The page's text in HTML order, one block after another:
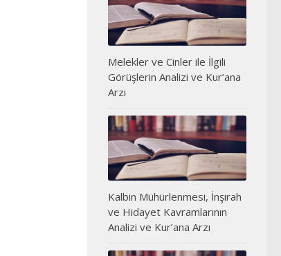
Melekler ve Cinler ile İlgili
Görüşlerin Analizi ve Kur’ana
Arzı
Kalbin Mühürlenmesi, İnşirah
ve Hidayet Kavramlarının
Analizi ve Kur’ana Arzı